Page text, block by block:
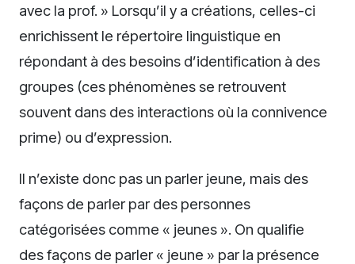
avec la prof. » Lorsqu’il y a créations, celles-ci
enrichissent le répertoire linguistique en
répondant à des besoins d’identification à des
groupes (ces phénomènes se retrouvent
souvent dans des interactions où la connivence
prime) ou d’expression.
Il n’existe donc pas un parler jeune, mais des
façons de parler par des personnes
catégorisées comme « jeunes ». On qualifie
des façons de parler « jeune » par la présence